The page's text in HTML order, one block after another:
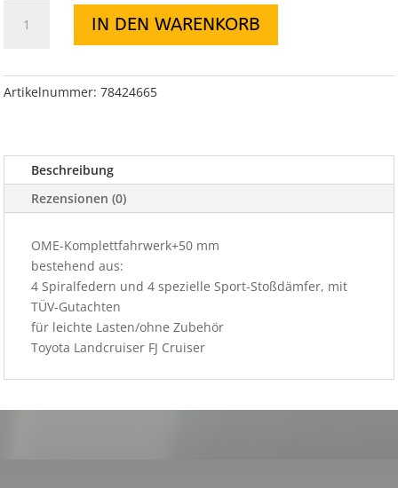
Komplettfahrwerk
FJ
IN DEN WARENKORB
Artikelnummer: 78424665
Beschreibung
Rezensionen (0)
OME-Komplettfahrwerk+50 mm
bestehend aus:
4 Spiralfedern und 4 spezielle Sport-Stoßdämfer, mit
TÜV-Gutachten
für leichte Lasten/ohne Zubehör
Toyota Landcruiser FJ Cruiser